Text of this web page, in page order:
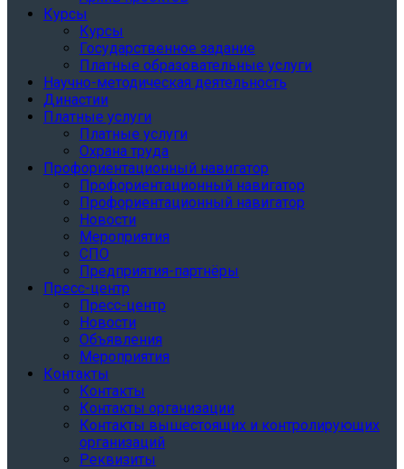
Курсы
Курсы
Государственное задание
Платные образовательные услуги
Научно-методическая деятельность
Династии
Платные услуги
Платные услуги
Охрана труда
Профориентационный навигатор
Профориентационный навигатор
Профориентационный навигатор
Новости
Мероприятия
СПО
Предприятия-партнёры
Пресс-центр
Пресс-центр
Новости
Объявления
Мероприятия
Контакты
Контакты
Контакты организации
Контакты вышестоящих и контролирующих
организаций
Реквизиты